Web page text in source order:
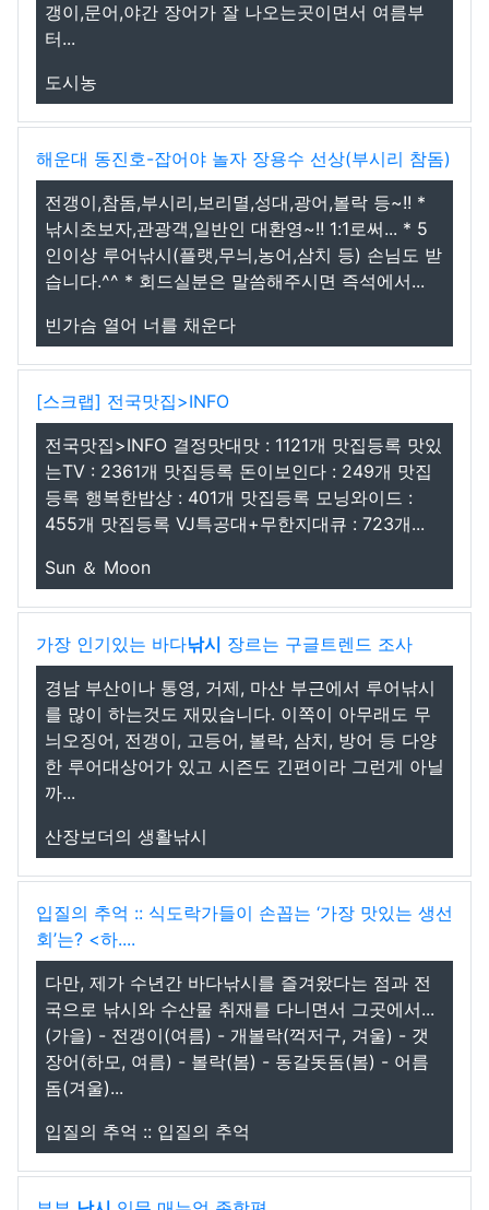
갱이,문어,야간 장어가 잘 나오는곳이면서 여름부
터...
도시농
해운대 동진호-잡어야 놀자 장용수 선상(부시리 참돔)
전갱이,참돔,부시리,보리멸,성대,광어,볼락 등~!! *
낚시초보자,관광객,일반인 대환영~!! 1:1로써... * 5
인이상 루어낚시(플랫,무늬,농어,삼치 등) 손님도 받
습니다.^^ * 회드실분은 말씀해주시면 즉석에서...
빈가슴 열어 너를 채운다
[스크랩] 전국맛집>INFO
전국맛집>INFO 결정맛대맛 : 1121개 맛집등록 맛있
는TV : 2361개 맛집등록 돈이보인다 : 249개 맛집
등록 행복한밥상 : 401개 맛집등록 모닝와이드 :
455개 맛집등록 VJ특공대+무한지대큐 : 723개...
Sun ＆ Moon
가장 인기있는 바다낚시 장르는 구글트렌드 조사
경남 부산이나 통영, 거제, 마산 부근에서 루어낚시
를 많이 하는것도 재밌습니다. 이쪽이 아무래도 무
늬오징어, 전갱이, 고등어, 볼락, 삼치, 방어 등 다양
한 루어대상어가 있고 시즌도 긴편이라 그런게 아닐
까...
산장보더의 생활낚시
입질의 추억 :: 식도락가들이 손꼽는 ‘가장 맛있는 생선
회’는? <하....
다만, 제가 수년간 바다낚시를 즐겨왔다는 점과 전
국으로 낚시와 수산물 취재를 다니면서 그곳에서...
(가을) - 전갱이(여름) - 개볼락(꺽저구, 겨울) - 갯
장어(하모, 여름) - 볼락(봄) - 동갈돗돔(봄) - 어름
돔(겨울)...
입질의 추억 :: 입질의 추억